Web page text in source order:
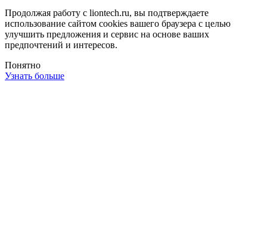
Продолжая работу с liontech.ru, вы подтверждаете
использование сайтом cookies вашего браузера с целью
улучшить предложения и сервис на основе ваших
предпочтений и интересов.
Понятно
Узнать больше